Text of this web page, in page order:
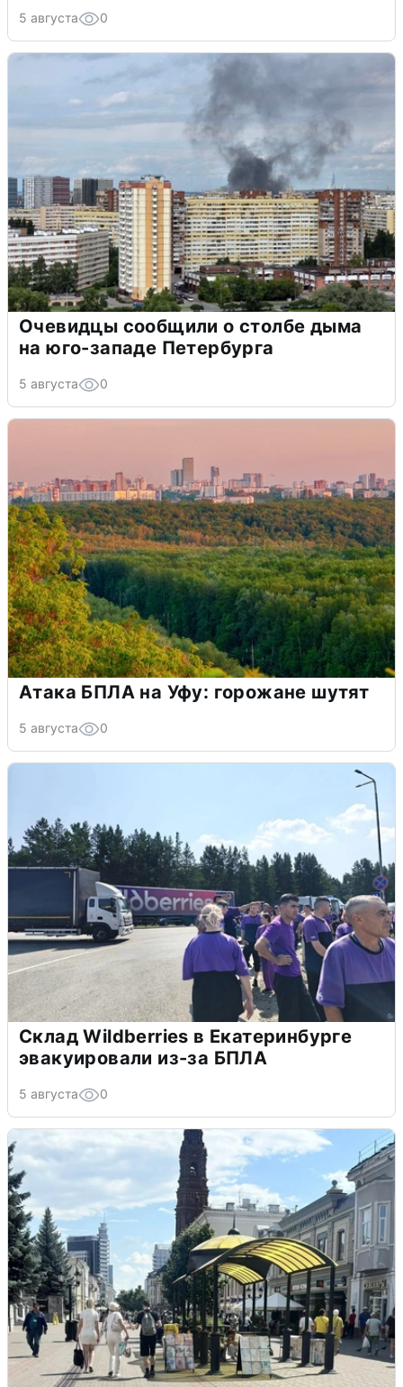
5 августа 0
Очевидцы сообщили о столбе дыма
на юго-западе Петербурга
5 августа 0
Атака БПЛА на Уфу: горожане шутят
5 августа 0
Склад Wildberries в Екатеринбурге
эвакуировали из-за БПЛА
5 августа 0